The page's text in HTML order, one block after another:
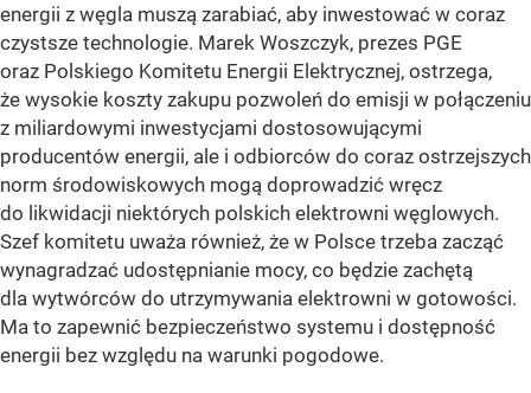
energii z węgla muszą zarabiać, aby inwestować w coraz
czystsze technologie. Marek Woszczyk, prezes PGE
oraz Polskiego Komitetu Energii Elektrycznej, ostrzega,
że wysokie koszty zakupu pozwoleń do emisji w połączeniu
z miliardowymi inwestycjami dostosowującymi
producentów energii, ale i odbiorców do coraz ostrzejszych
norm środowiskowych mogą doprowadzić wręcz
do likwidacji niektórych polskich elektrowni węglowych.
Szef komitetu uważa również, że w Polsce trzeba zacząć
wynagradzać udostępnianie mocy, co będzie zachętą
dla wytwórców do utrzymywania elektrowni w gotowości.
Ma to zapewnić bezpieczeństwo systemu i dostępność
energii bez względu na warunki pogodowe.